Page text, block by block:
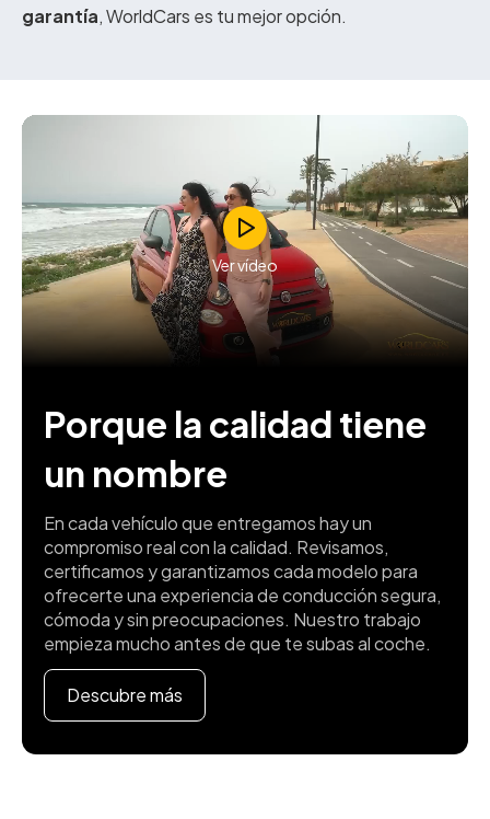
garantía, WorldCars es tu mejor opción.
Ver vídeo
Porque la calidad tiene
un nombre
En cada vehículo que entregamos hay un
compromiso real con la calidad. Revisamos,
certificamos y garantizamos cada modelo para
ofrecerte una experiencia de conducción segura,
cómoda y sin preocupaciones. Nuestro trabajo
empieza mucho antes de que te subas al coche.
Descubre más